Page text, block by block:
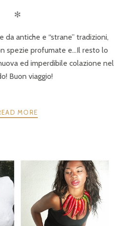
✻
da antiche e “strane” tradizioni,
spezie profumate e…Il resto lo
ed imperdibile colazione nel
Buon viaggio!
MORE